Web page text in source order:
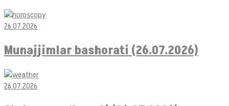
26.07.2026
Munajjimlar bashorati (26.07.2026)
26.07.2026